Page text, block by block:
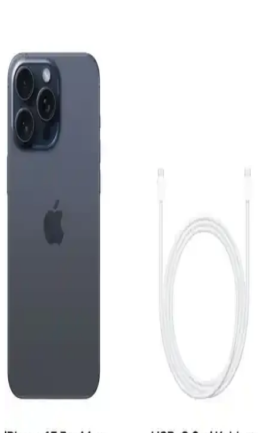
General Mobile GM 23 SE ve Casper VIA X40 Akıllı
Telefon Modellerinin Detaylı Karşılaştırması
İki telefonun ekran, pil, kamera ve performans özelliklerini
karşılaştırıyoruz. Günlük kullanımda avantajlar ve sınırlamalar
hakkında kapsamlı bilgi sunuyoruz.
Apple iPhone Air 512 GB Pamuk Beyazı: Hafif
Tasarım ve Yüksek Performanslı Akıllı Telefon
Apple iPhone Air 512 GB, ince ve hafif tasarımı, güçlü ekran ve
gelişmiş kamera sistemiyle günlük kullanımda yüksek performans
sunar.
Reeder S19 Max Beyaz Akıllı Telefon Günlük
Kullanım ve Özellikleri Detaylı İnceleme
Reeder S19 Max, şık tasarım, güçlü performans ve dayanıklılığıyla
günlük kullanım için ideal bir akıllı telefon. 4GB RAM ve 64GB
avantajlarıyla günlük ve profesyonel kullanımda fark yaratıyor.
Reeder S19 Max ve Pro Modellerinin Detaylı
Karşılaştırması 2023
ihtiyaçlarınıza daha uygun olduğunu öğrenin.